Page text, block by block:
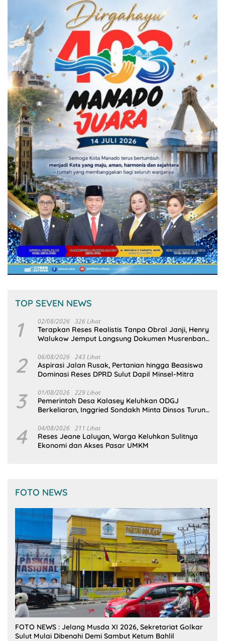
TOP SEVEN NEWS
1 02/08/2026 326 Lihat
Terapkan Reses Realistis Tanpa Obral Janji, Henry
Walukow Jemput Langsung Dokumen Musrenbang
2 06/08/2026 243 Lihat
Aspirasi Jalan Rusak, Pertanian hingga Beasiswa
Dominasi Reses DPRD Sulut Dapil Minsel-Mitra
3 01/08/2026 229 Lihat
Pemerintah Desa Kalasey Keluhkan ODGJ
Berkeliaran, Inggried Sondakh Minta Dinsos Turun
4 04/08/2026 211 Lihat
Reses Jeane Laluyan, Warga Keluhkan Sulitnya
Ekonomi dan Akses Pasar UMKM
FOTO NEWS
FOTO NEWS : Jelang Musda XI 2026, Sekretariat Golkar
Sulut Mulai Dibenahi Demi Sambut Ketum Bahlil